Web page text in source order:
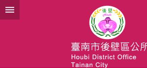
跳到主要內容區塊